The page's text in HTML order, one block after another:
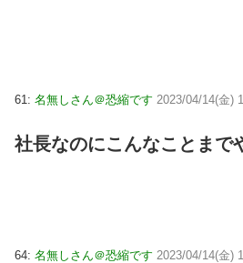
61: 名無しさん＠恐縮です 2023/04/14(金)
社長なのにこんなことまで
64: 名無しさん＠恐縮です 2023/04/14(金)